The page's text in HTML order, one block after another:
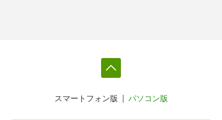
スマートフォン版 パソコン版